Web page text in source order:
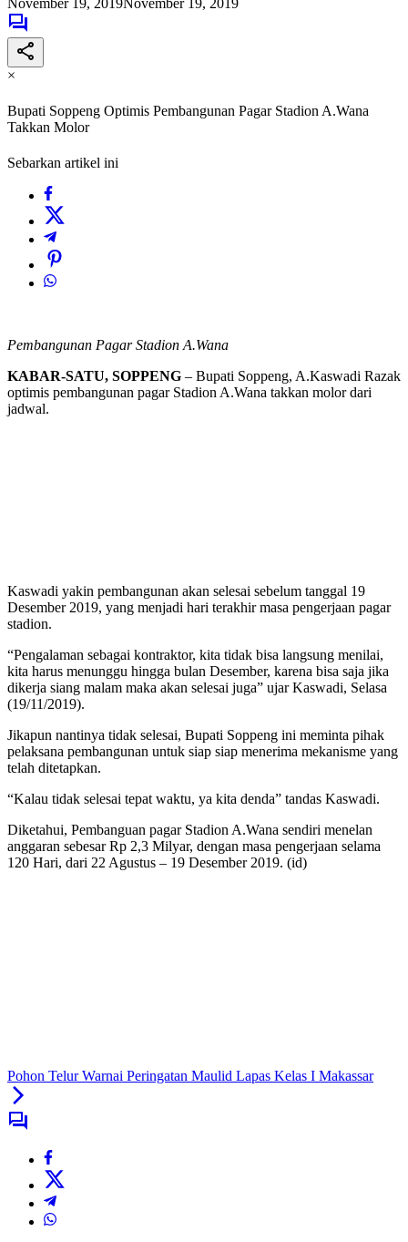
×
Bupati Soppeng Optimis Pembangunan Pagar Stadion A.Wana
Takkan Molor
Sebarkan artikel ini
Pembangunan Pagar Stadion A.Wana
KABAR-SATU, SOPPENG – Bupati Soppeng, A.Kaswadi Razak
optimis pembangunan pagar Stadion A.Wana takkan molor dari
jadwal.
Kaswadi yakin pembangunan akan selesai sebelum tanggal 19
Desember 2019, yang menjadi hari terakhir masa pengerjaan pagar
stadion.
“Pengalaman sebagai kontraktor, kita tidak bisa langsung menilai,
kita harus menunggu hingga bulan Desember, karena bisa saja jika
dikerja siang malam maka akan selesai juga” ujar Kaswadi, Selasa
(19/11/2019).
Jikapun nantinya tidak selesai, Bupati Soppeng ini meminta pihak
pelaksana pembangunan untuk siap siap menerima mekanisme yang
telah ditetapkan.
“Kalau tidak selesai tepat waktu, ya kita denda” tandas Kaswadi.
Diketahui, Pembanguan pagar Stadion A.Wana sendiri menelan
anggaran sebesar Rp 2,3 Milyar, dengan masa pengerjaan selama
120 Hari, dari 22 Agustus – 19 Desember 2019. (id)
Pohon Telur Warnai Peringatan Maulid Lapas Kelas I Makassar